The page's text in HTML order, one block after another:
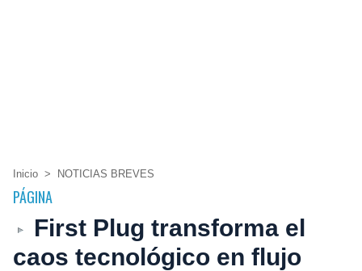
Inicio > NOTICIAS BREVES
PÁGINA
First Plug transforma el
caos tecnológico en flujo